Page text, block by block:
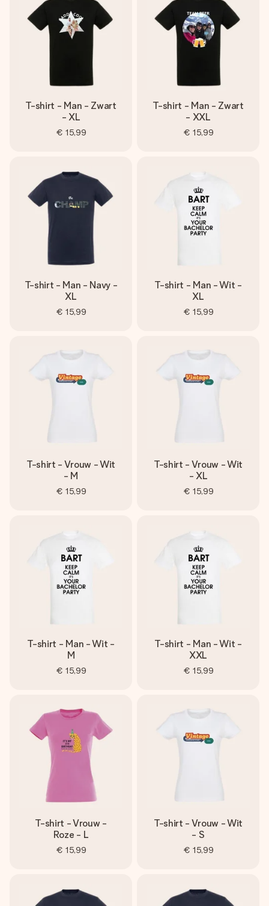
T-shirt - Man - Zwart
- XL
€ 15,99
T-shirt - Man - Zwart
- XXL
€ 15,99
T-shirt - Man - Navy -
XL
€ 15,99
T-shirt - Man - Wit -
XL
€ 15,99
T-shirt - Vrouw - Wit
- M
€ 15,99
T-shirt - Vrouw - Wit
- XL
€ 15,99
T-shirt - Man - Wit -
M
€ 15,99
T-shirt - Man - Wit -
XXL
€ 15,99
T-shirt - Vrouw -
Roze - L
€ 15,99
T-shirt - Vrouw - Wit
- S
€ 15,99